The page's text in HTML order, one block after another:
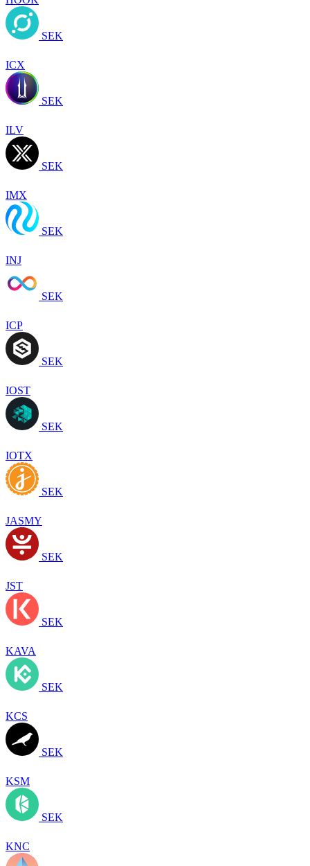
SEK
ICX
SEK
ILV
SEK
IMX
SEK
INJ
SEK
ICP
SEK
IOST
SEK
IOTX
SEK
JASMY
SEK
JST
SEK
KAVA
SEK
KCS
SEK
KSM
SEK
KNC